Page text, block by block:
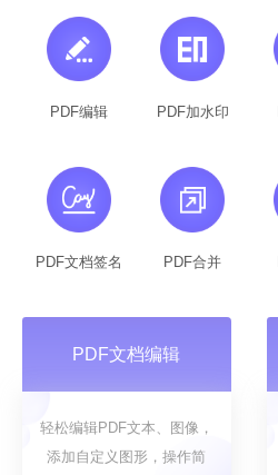
PDF编辑 PDF加水印
PDF文档签名 PDF合并
PDF文档编辑
轻松编辑PDF文本、图像，
添加自定义图形，操作简